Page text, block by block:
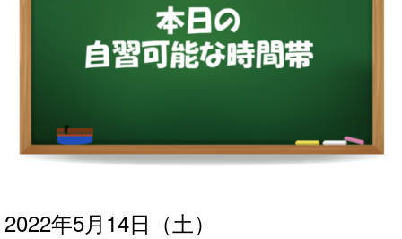
2022年5月14日 （土）